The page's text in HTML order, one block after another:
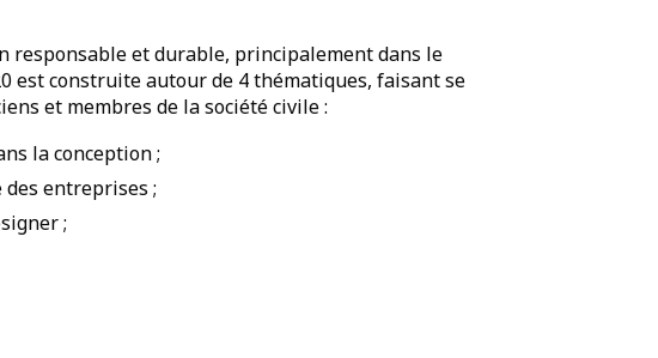
responsable et durable, principalement dans le
est construite autour de 4 thématiques, faisant se
et membres de la société civile :
la conception ;
entreprises ;
;